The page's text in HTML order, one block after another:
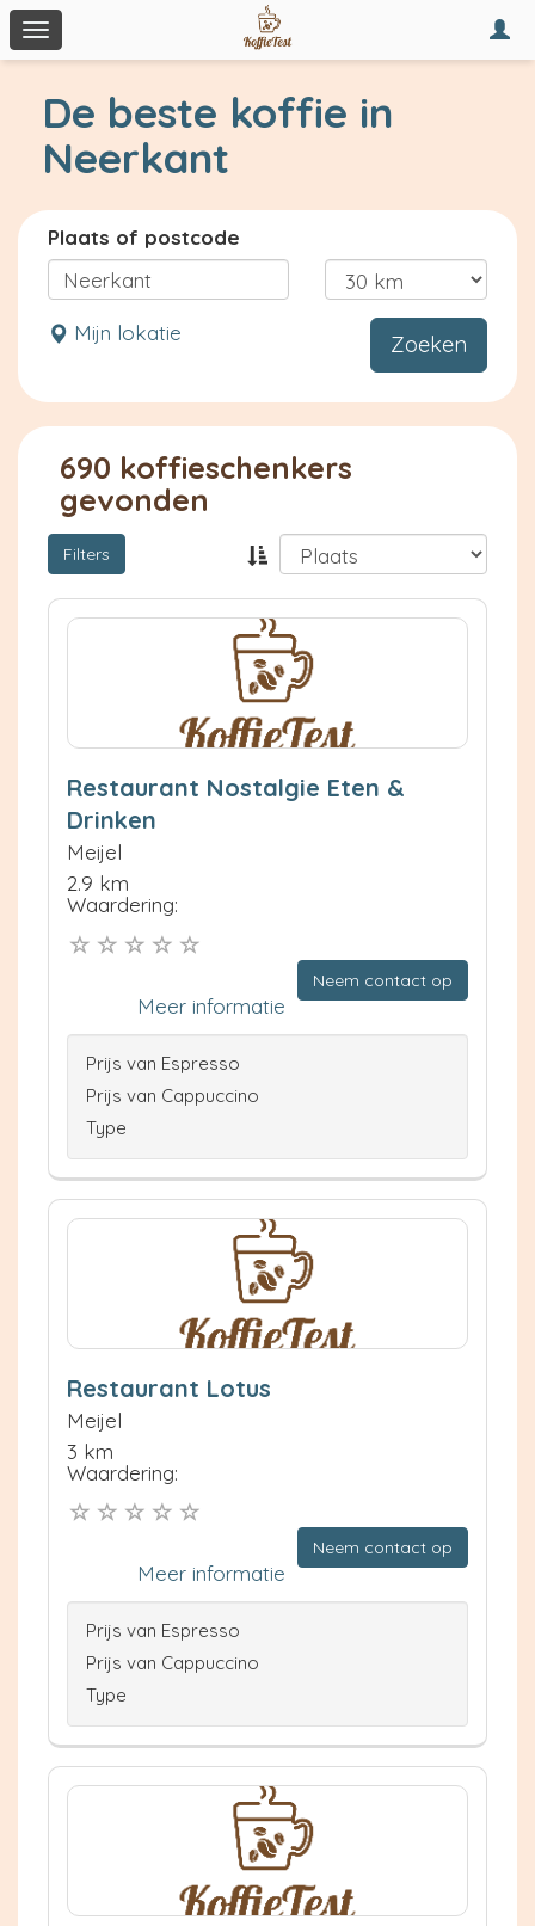
Toggle
navigation
De beste koffie in
Neerkant
Plaats of postcode
Mijn lokatie Zoeken
690 koffieschenkers
gevonden
Filters
Restaurant Nostalgie Eten &
Drinken
Meijel
2.9 km
Waardering:
Neem contact op
Meer informatie
Prijs van Espresso
Prijs van Cappuccino
Type
Restaurant Lotus
Meijel
3 km
Waardering:
Neem contact op
Meer informatie
Prijs van Espresso
Prijs van Cappuccino
Type